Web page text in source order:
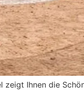
Ihnen die